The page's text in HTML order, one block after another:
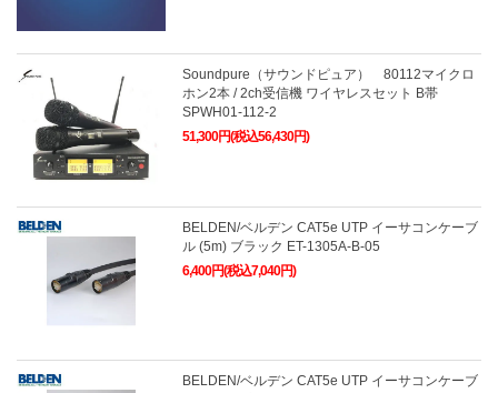
Soundpure（サウンドピュア） 80112マイクロ
ホン2本 / 2ch受信機 ワイヤレスセット B帯
SPWH01-112-2
51,300円(税込56,430円)
BELDEN/ベルデン CAT5e UTP イーサコンケーブ
ル (5m) ブラック ET-1305A-B-05
6,400円(税込7,040円)
BELDEN/ベルデン CAT5e UTP イーサコンケーブ